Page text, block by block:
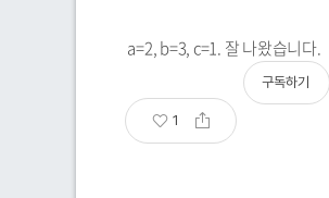
a=2, b=3, c=1. 잘 나왔습니다.
1
구독하기